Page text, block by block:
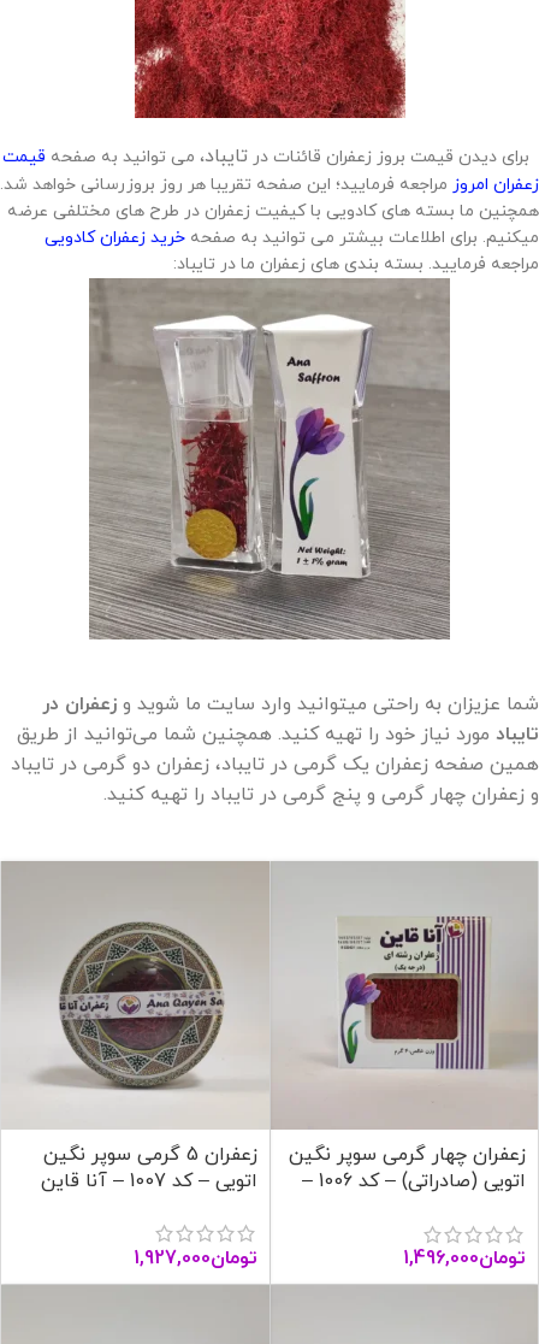
برای دیدن قیمت بروز زعفران قائنات در تایباد، می توانید به صفحه قیمت
زعفران امروز مراجعه فرمایید؛ این صفحه تقریبا هر روز بروزرسانی خواهد شد.
همچنین ما بسته های کادویی با کیفیت زعفران در طرح های مختلفی عرضه
میکنیم. برای اطلاعات بیشتر می توانید به صفحه خرید زعفران کادویی
مراجعه فرمایید. بسته بندی های زعفران ما در تایباد:
شما عزیزان به راحتی میتوانید وارد سایت ما شوید و زعفران در
تایباد مورد نیاز خود را تهیه کنید. همچنین شما می‌توانید از طریق
همین صفحه زعفران یک گرمی در تایباد، زعفران دو گرمی در تایباد
و زعفران چهار گرمی و پنج گرمی در تایباد را تهیه کنید.
زعفران چهار گرمی سوپر نگین
اتویی (صادراتی) – کد 1006 –
تومان1,496,000
زعفران 5 گرمی سوپر نگین
اتویی – کد 1007 – آنا قاین
تومان1,927,000